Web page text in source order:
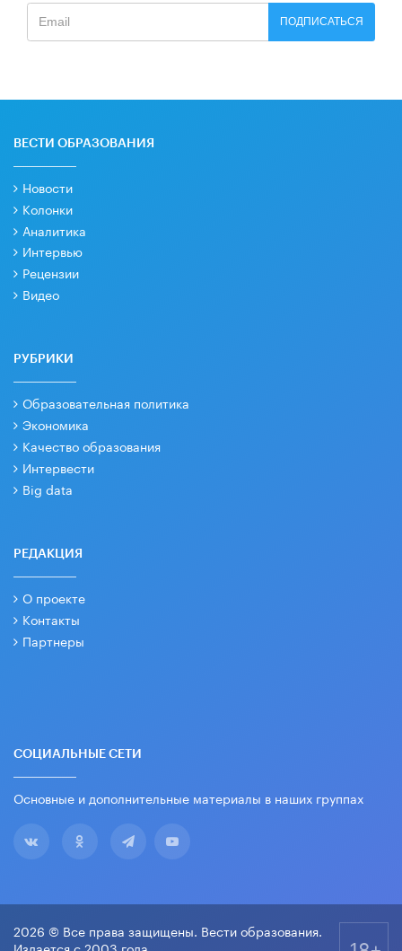
ПОДПИСАТЬСЯ
ВЕСТИ ОБРАЗОВАНИЯ
Новости
Колонки
Аналитика
Интервью
Рецензии
Видео
РУБРИКИ
Образовательная политика
Экономика
Качество образования
Интервести
Big data
РЕДАКЦИЯ
О проекте
Контакты
Партнеры
СОЦИАЛЬНЫЕ СЕТИ
Основные и дополнительные материалы в наших группах
2026 © Все права защищены. Вести образования.